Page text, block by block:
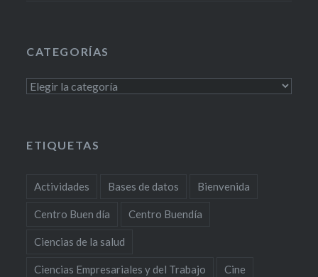
CATEGORÍAS
Categorías
ETIQUETAS
Actividades Bases de datos Bienvenida
Centro Buen día Centro Buendía
Ciencias de la salud
Ciencias Empresariales y del Trabajo Cine